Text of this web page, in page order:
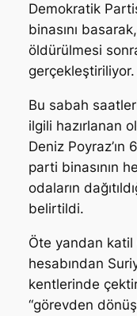
Demokratik
binasını
öldürülmesi
gerçekleştiriliyor.
Bu sabah
ilgili hazırlanan
Deniz Poyraz’ın
parti binasının
odaların
belirtildi.
Öte yandan katil
hesabından
kentlerinde
“görevden